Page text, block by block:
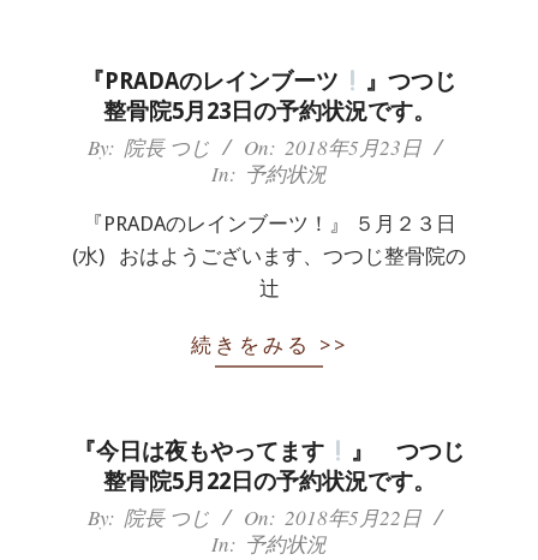
『PRADAのレインブーツ
』つつじ
整骨院5月23日の予約状況です。
2018-
By: 院長 つじ On: 2018年5月23日
In: 予約状況
『PRADAのレインブーツ！』 ５月２３日
(水) おはようございます、つつじ整骨院の
辻
続きをみる >>
『今日は夜もやってます
』 つつじ
整骨院5月22日の予約状況です。
2018-
By: 院長 つじ On: 2018年5月22日
In: 予約状況